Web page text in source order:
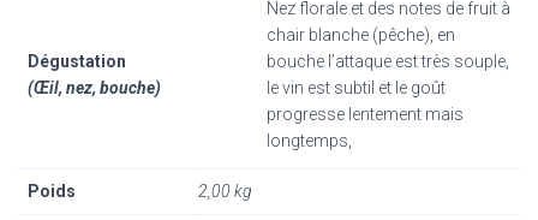
Dégustation
(Œil, nez, bouche)
Nez florale et des notes de fruit à
chair blanche (pêche), en
bouche l’attaque est très souple,
le vin est subtil et le goût
progresse lentement mais
longtemps,
Poids 2,00 kg